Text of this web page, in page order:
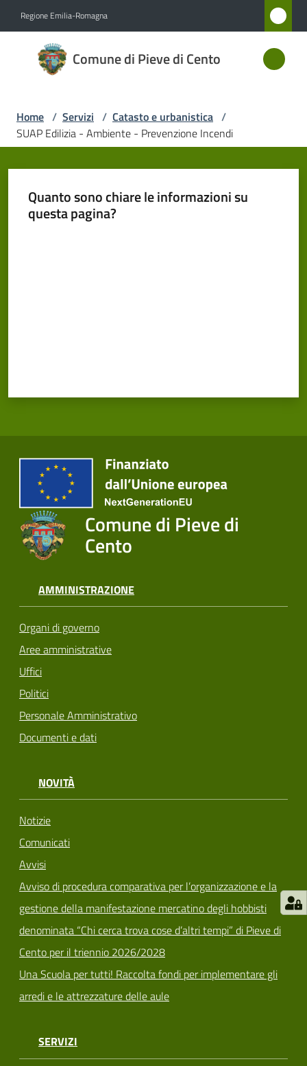
Regione Emilia-Romagna
Comune di Pieve di Cento
Comune
di Pieve
Amministrazione
Servizi
Amministrazione
argomenti...
Seguici
Home / Servizi / Catasto e urbanistica /
SUAP Edilizia - Ambiente - Prevenzione Incendi
Quanto sono chiare le informazioni su
questa pagina?
Comune di Pieve di
Cento
AMMINISTRAZIONE
Organi di governo
Aree amministrative
Uffici
Politici
Personale Amministrativo
Documenti e dati
NOVITÀ
Notizie
Comunicati
Avvisi
Avviso di procedura comparativa per l’organizzazione e la
gestione della manifestazione mercatino degli hobbisti
denominata “Chi cerca trova cose d’altri tempi” di Pieve di
Cento per il triennio 2026/2028
Una Scuola per tutti! Raccolta fondi per implementare gli
arredi e le attrezzature delle aule
SERVIZI